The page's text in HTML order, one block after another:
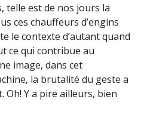
telle est de nos jours la
ces chauffeurs d’engins
le contexte d’autant quand
ce qui contribue au
image, dans cet
la brutalité du geste a
Oh! Y a pire ailleurs, bien